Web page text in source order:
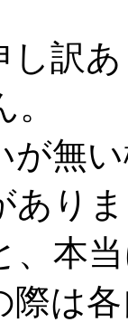
し訳
が無
あり
、本
際は